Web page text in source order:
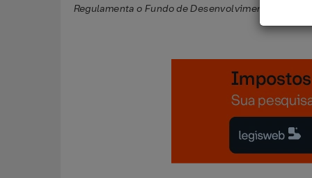
Regulamenta o Fundo de Desenvolvimento